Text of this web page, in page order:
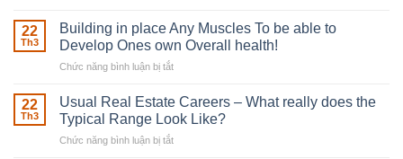
Irish
Robber
22
Th3
Building in place Any Muscles To be able to
Develop Ones own Overall health!
Chức năng bình luận bị tắt
in
place
22
Th3
Usual Real Estate Careers – What really does the
Typical Range Look Like?
Chức năng bình luận bị tắt